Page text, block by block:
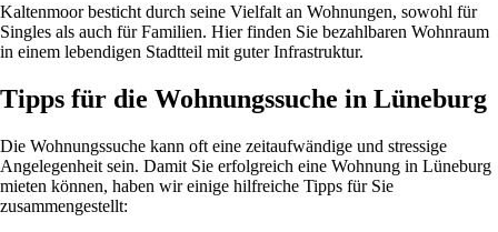
Kaltenmoor besticht durch seine Vielfalt an Wohnungen, sowohl für
Singles als auch für Familien. Hier finden Sie bezahlbaren Wohnraum
in einem lebendigen Stadtteil mit guter Infrastruktur.
Tipps für die Wohnungssuche in Lüneburg
Die Wohnungssuche kann oft eine zeitaufwändige und stressige
Angelegenheit sein. Damit Sie erfolgreich eine Wohnung in Lüneburg
mieten können, haben wir einige hilfreiche Tipps für Sie
zusammengestellt: